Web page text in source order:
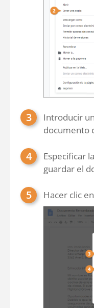
Introducir un
documento
Especificar la
guardar el
Hacer clic en